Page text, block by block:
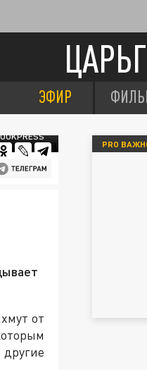
ЭФИР
от
PRO